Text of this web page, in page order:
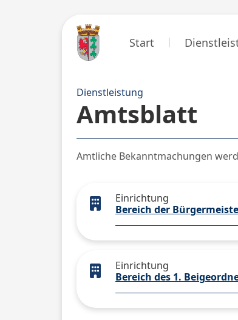
Start
Dienstleistung
Amtsblatt
Amtliche Bekanntmachungen
Einrichtung
Bereich der
Einrichtung
Bereich des 1.